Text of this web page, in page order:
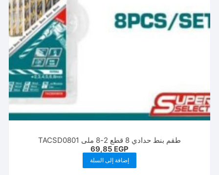
طقم بنط حدادي 8 قطع 2-8 ملى TACSD0801
69,85 EGP
إضافة إلى السلة